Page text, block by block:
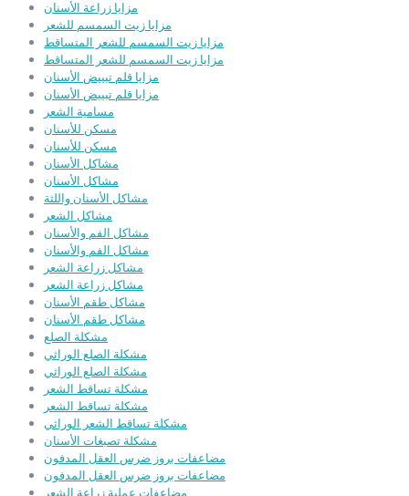
مزايا زراعة الأسنان
مزايا زيت السمسم للشعر
مزايا زيت السمسم للشعر المتساقط
مزايا زيت السمسم للشعر المتساقط
مزايا قلم تبييض الأسنان
مزايا قلم تبييض الأسنان
مسامية الشعر
مسكن للأسنان
مسكن للأسنان
مشاكل الأسنان
مشاكل الأسنان
مشاكل الأسنان واللثة
مشاكل الشعر
مشاكل الفم والأسنان
مشاكل الفم والأسنان
مشاكل زراعة الشعر
مشاكل زراعة الشعر
مشاكل طقم الأسنان
مشاكل طقم الأسنان
مشكلة الصلع
مشكلة الصلع الوراثي
مشكلة الصلع الوراثي
مشكلة تساقط الشعر
مشكلة تساقط الشعر
مشكلة تساقط الشعر الوراثي
مشكلة تصبغات الأسنان
مضاعفات بروز ضرس العقل المدفون
مضاعفات بروز ضرس العقل المدفون